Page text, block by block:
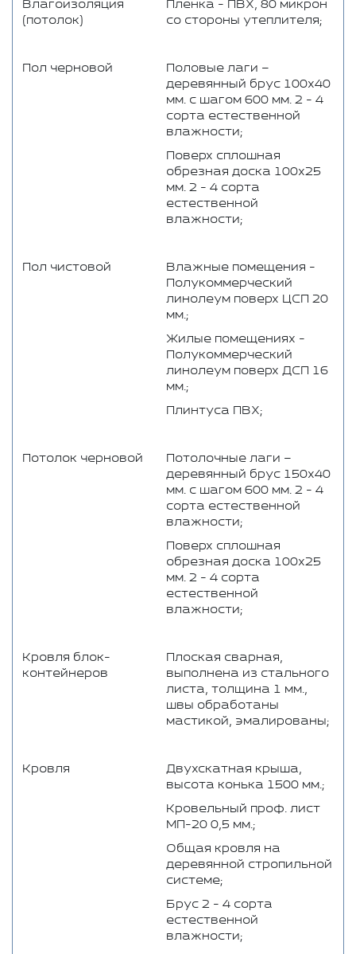
Влагоизоляция
(потолок)
Пленка - ПВХ, 80 микрон
со стороны утеплителя;
Пол черновой
Половые лаги –
деревянный брус 100x40
мм. с шагом 600 мм. 2 - 4
сорта естественной
влажности;
Поверх сплошная
обрезная доска 100x25
мм. 2 - 4 сорта
естественной
влажности;
Пол чистовой
Влажные помещения -
Полукоммерческий
линолеум поверх ЦСП 20
мм.;
Жилые помещениях -
Полукоммерческий
линолеум поверх ДСП 16
мм.;
Плинтуса ПВХ;
Потолок черновой
Потолочные лаги –
деревянный брус 150x40
мм. с шагом 600 мм. 2 - 4
сорта естественной
влажности;
Поверх сплошная
обрезная доска 100x25
мм. 2 - 4 сорта
естественной
влажности;
Кровля блок-
контейнеров
Плоская сварная,
выполнена из стального
листа, толщина 1 мм.,
швы обработаны
мастикой, эмалированы;
Кровля
Двухскатная крыша,
высота конька 1500 мм.;
Кровельный проф. лист
МП-20 0,5 мм.;
Общая кровля на
деревянной стропильной
системе;
Брус 2 - 4 сорта
естественной
влажности;